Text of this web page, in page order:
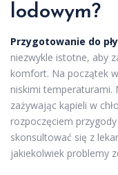
lodowym?
Przygotowanie do
niezwykle istotne, aby
komfort. Na początek
niskimi temperaturami.
zażywając kąpieli w
rozpoczęciem
skonsultować się z
jakiekolwiek problemy